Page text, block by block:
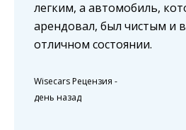
легким, а автомобиль,
арендовал, был чистым и в
отличном состоянии.
Wisecars Рецензия -
день назад